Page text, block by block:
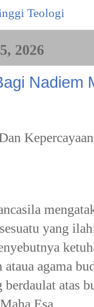
Teologi
2026
Nadiem
yang
ataua agama
berdaulat atas
Esa.